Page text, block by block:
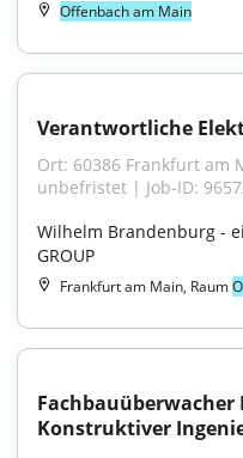
Offenbach am Main
Verantwortliche
Ort: 60386 Frankfurt am
unbefristet | Job-ID:
Wilhelm Brandenburg -
GROUP
Frankfurt am Main, Raum
Fachbauüberwacher
Konstruktiver